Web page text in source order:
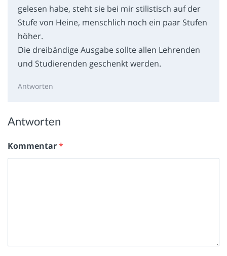
gelesen habe, steht sie bei mir stilistisch auf der
Stufe von Heine, menschlich noch ein paar Stufen
höher.
Die dreibändige Ausgabe sollte allen Lehrenden
und Studierenden geschenkt werden.
Antworten
Antworten
Kommentar*